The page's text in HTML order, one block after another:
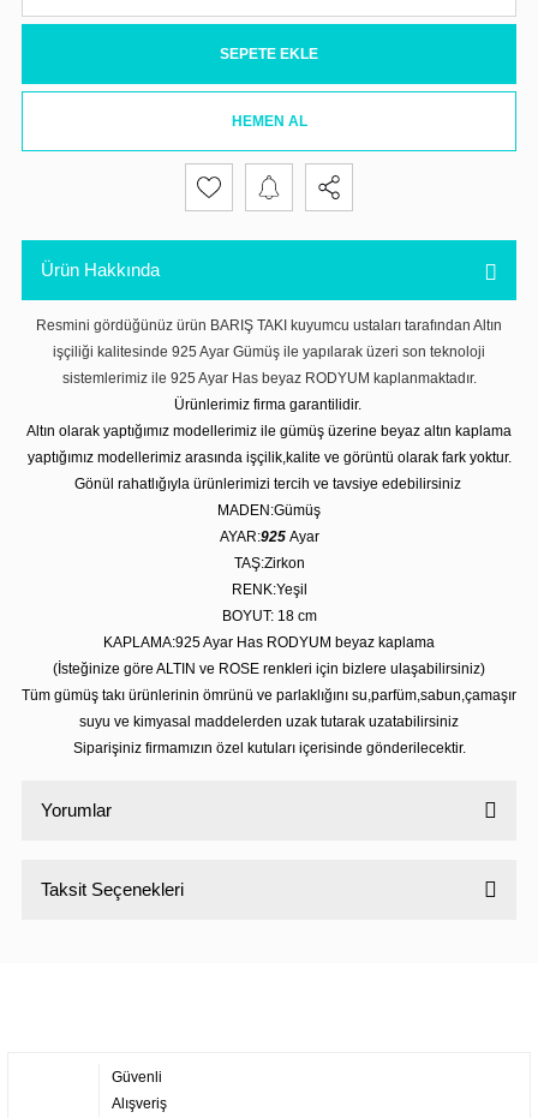
SEPETE EKLE
HEMEN AL
Ürün Hakkında
Resmini gördüğünüz ürün BARIŞ TAKI kuyumcu ustaları tarafından Altın
işçiliği kalitesinde 925 Ayar Gümüş ile yapılarak üzeri son teknoloji
sistemlerimiz ile 925 Ayar Has beyaz RODYUM kaplanmaktadır.
Ürünlerimiz firma garantilidir.
Altın olarak yaptığımız modellerimiz ile gümüş üzerine beyaz altın kaplama
yaptığımız modellerimiz arasında işçilik,kalite ve görüntü olarak fark yoktur.
Gönül rahatlığıyla ürünlerimizi tercih ve tavsiye edebilirsiniz
MADEN:Gümüş
AYAR:925 Ayar
TAŞ:Zirkon
RENK:Yeşil
BOYUT: 18 cm
KAPLAMA:925 Ayar Has RODYUM beyaz kaplama
(İsteğinize göre ALTIN ve ROSE renkleri için bizlere ulaşabilirsiniz)
Tüm gümüş takı ürünlerinin ömrünü ve parlaklığını su,parfüm,sabun,çamaşır
suyu ve kimyasal maddelerden uzak tutarak uzatabilirsiniz
Siparişiniz firmamızın özel kutuları içerisinde gönderilecektir.
Yorumlar
Taksit Seçenekleri
Güvenli
Alışveriş